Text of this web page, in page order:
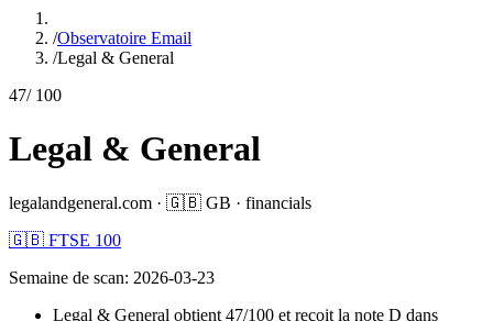
/Observatoire Email
/Legal & General
47/ 100
Legal & General
legalandgeneral.com · 🇬🇧 GB · financials
🇬🇧 FTSE 100
Semaine de scan: 2026-03-23
Legal & General obtient 47/100 et reçoit la note D dans